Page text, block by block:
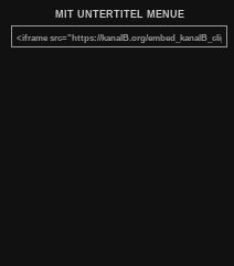
MIT UNTERTITEL MENUE